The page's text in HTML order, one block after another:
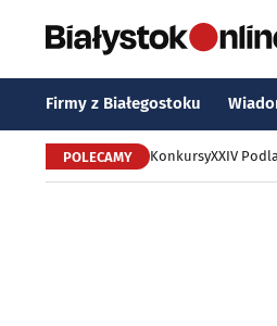
Firmy z Białegostoku
POLECAMY KonkursyXXIV